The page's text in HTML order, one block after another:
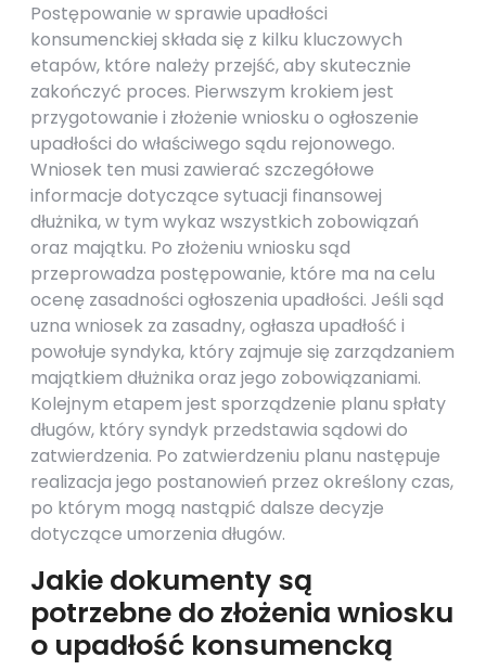
Postępowanie w sprawie upadłości
konsumenckiej składa się z kilku kluczowych
etapów, które należy przejść, aby skutecznie
zakończyć proces. Pierwszym krokiem jest
przygotowanie i złożenie wniosku o ogłoszenie
upadłości do właściwego sądu rejonowego.
Wniosek ten musi zawierać szczegółowe
informacje dotyczące sytuacji finansowej
dłużnika, w tym wykaz wszystkich zobowiązań
oraz majątku. Po złożeniu wniosku sąd
przeprowadza postępowanie, które ma na celu
ocenę zasadności ogłoszenia upadłości. Jeśli sąd
uzna wniosek za zasadny, ogłasza upadłość i
powołuje syndyka, który zajmuje się zarządzaniem
majątkiem dłużnika oraz jego zobowiązaniami.
Kolejnym etapem jest sporządzenie planu spłaty
długów, który syndyk przedstawia sądowi do
zatwierdzenia. Po zatwierdzeniu planu następuje
realizacja jego postanowień przez określony czas,
po którym mogą nastąpić dalsze decyzje
dotyczące umorzenia długów.
Jakie dokumenty są
potrzebne do złożenia wniosku
o upadłość konsumencką